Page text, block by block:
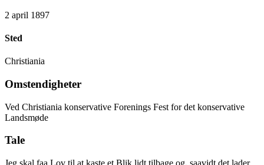
2 april 1897
Sted
Christiania
Omstendigheter
Ved Christiania konservative Forenings Fest for det konservative
Landsmøde
Tale